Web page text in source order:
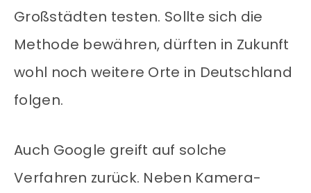
Großstädten testen. Sollte sich die
Methode bewähren, dürften in Zukunft
wohl noch weitere Orte in Deutschland
folgen.
Auch Google greift auf solche
Verfahren zurück. Neben Kamera-